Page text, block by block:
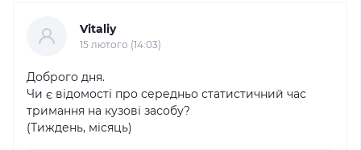
Vitaliy
15 лютого (14:03)
Доброго дня.
Чи є відомості про середньо статистичний час
тримання на кузові засобу?
(Тиждень, місяць)